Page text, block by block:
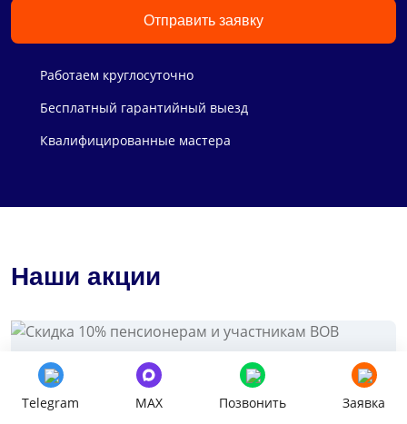
Отправить заявку
Работаем круглосуточно
Бесплатный гарантийный выезд
Квалифицированные мастера
Наши акции
Скидка 10% пенсионерам и участникам
ВОВ
Telegram MAX Позвонить Заявка